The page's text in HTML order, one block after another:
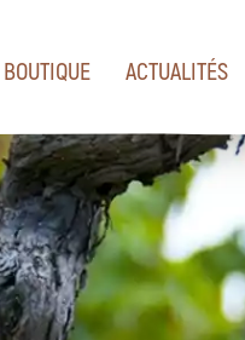
BOUTIQUE ACTUALITÉS